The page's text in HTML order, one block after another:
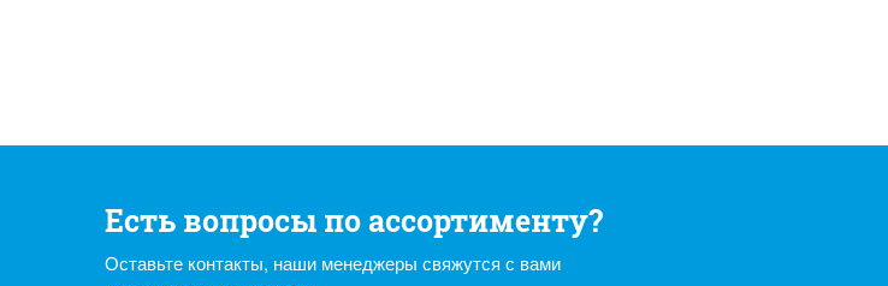
Есть вопросы по ассортименту?
Оставьте контакты, наши менеджеры свяжутся с вами